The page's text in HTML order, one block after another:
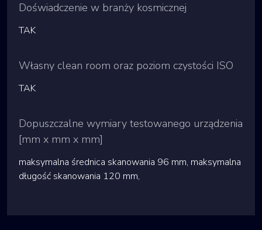
Doświadczenie w branży kosmicznej
TAK
Własny clean room oraz poziom czystości ISO
TAK
Dopuszczalne wymiary testowanego urządzenia
[mm x mm x mm]
maksymalna średnica skanowania 96 mm, maksymalna
długość skanowania 120 mm,